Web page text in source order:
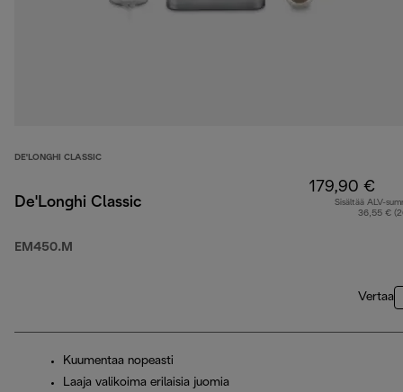
DE'LONGHI CLASSIC
De'Longhi Classic
EM450.M
179,90 €
Sisältää ALV-
36,55 €
Vertaa
Kuumentaa nopeasti
Laaja valikoima erilaisia juomia